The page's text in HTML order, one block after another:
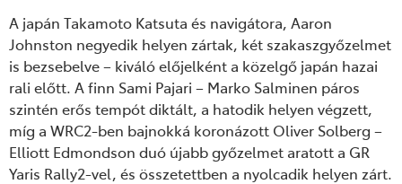
A japán Takamoto Katsuta és navigátora, Aaron
Johnston negyedik helyen zártak, két szakaszgyőzelmet
is bezsebelve– kiváló előjelként a közelgő japán hazai
rali előtt. A finn Sami Pajari – Marko Salminen páros
szintén erős tempót diktált, a hatodik helyen végzett,
míg a WRC2-ben bajnokká koronázott Oliver Solberg –
Elliott Edmondson duó újabb győzelmet aratott a GR
Yaris Rally2-vel, és összetettben a nyolcadik helyen zárt.